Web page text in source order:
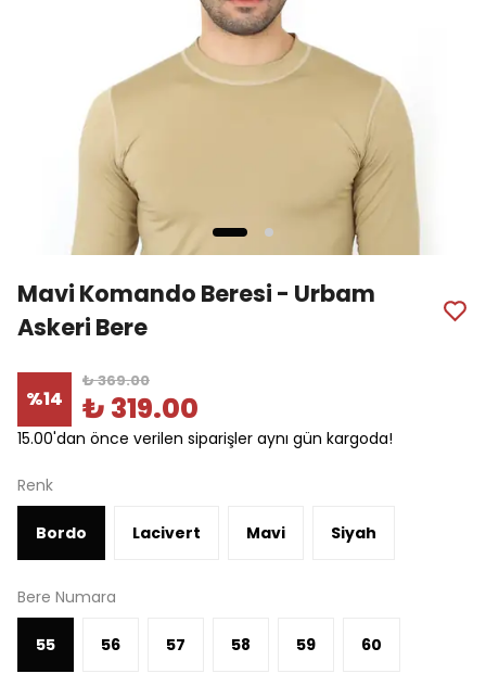
Mavi Komando Beresi - Urbam
Askeri Bere
%14
₺ 369.00
₺ 319.00
15.00'dan önce verilen siparişler aynı gün kargoda!
Renk
Bordo Lacivert Mavi Siyah
Bere Numara
55 56 57 58 59 60